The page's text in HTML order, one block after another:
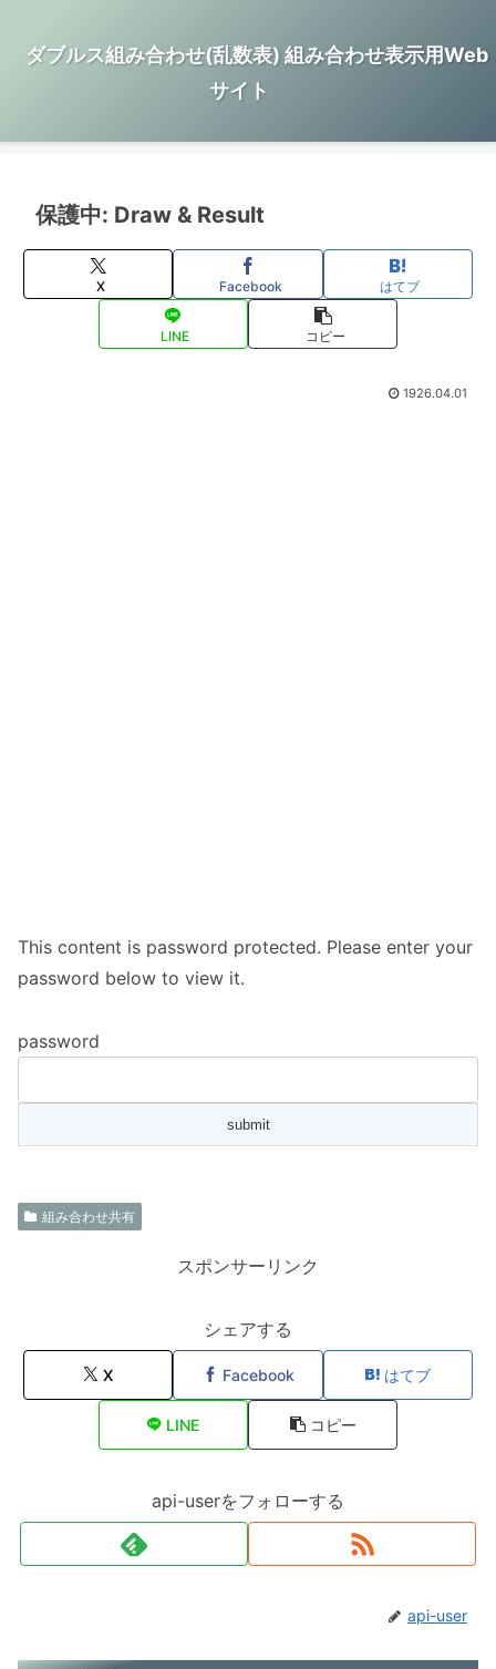
ダブルス組み合わせ(乱数表) 組み合わせ表示用Web
サイト
保護中: Draw & Result
X Facebook はてブ
LINE コピー
1926.04.01
This content is password protected. Please enter your
password below to view it.
password
組み合わせ共有
スポンサーリンク
シェアする
X Facebook はてブ
LINE コピー
api-userをフォローする
api-user